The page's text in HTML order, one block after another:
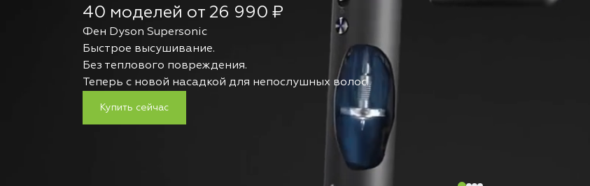
40 моделей от 26 990 ₽
Фен Dyson Supersonic
Быстрое высушивание.
Без теплового повреждения.
Теперь с новой насадкой для непослушных волос.
Купить сейчас